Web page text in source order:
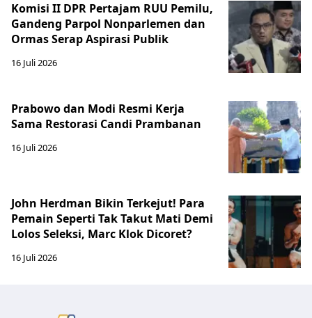
Komisi II DPR Pertajam RUU Pemilu,
Gandeng Parpol Nonparlemen dan
Ormas Serap Aspirasi Publik
16 Juli 2026
Prabowo dan Modi Resmi Kerja
Sama Restorasi Candi Prambanan
16 Juli 2026
John Herdman Bikin Terkejut! Para
Pemain Seperti Tak Takut Mati Demi
Lolos Seleksi, Marc Klok Dicoret?
16 Juli 2026